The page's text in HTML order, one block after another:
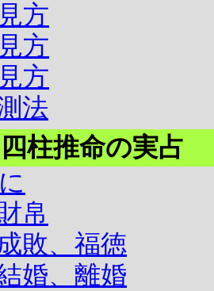
方
方
方
法
柱推命の実占
帛
敗、福徳
婚、離婚